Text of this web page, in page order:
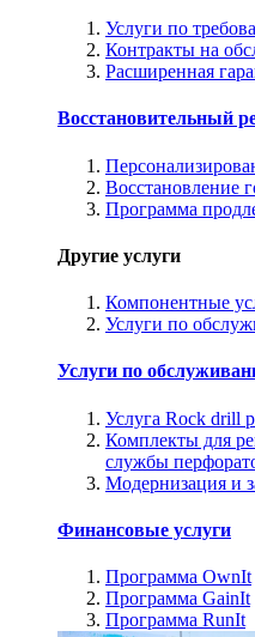
Услуги по
Контракты на
Расширенная
Восстановительный
Восстановление
Программа
Другие услуги
Компонентные
Услуги по
Услуги по
Услуга Rock drill
Комплекты для
службы
Модернизация и
Финансовые услуги
Программа OwnIt
Программа GainIt
Программа RunIt